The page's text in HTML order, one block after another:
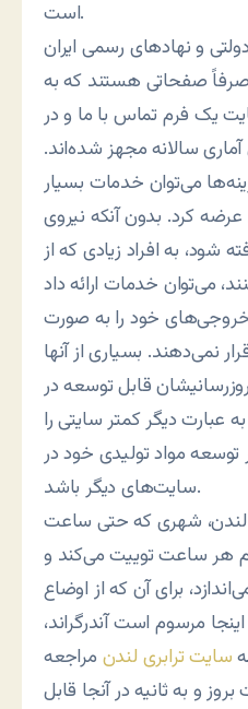
است.
و نهادهای رسمی ایران
صرفاً صفحاتی هستند که به
یک فرم تماس با ما و در
سالانه مجهز شده‌اند.
می‌توان خدمات بسیار
عرضه کرد. بدون آنکه نیروی
شود، به افراد زیادی که از
خود را به صورت
نمی‌دهند. بسیاری از آنها
قابل توسعه در
دیگر کمتر سایتی را
مواد تولیدی خود در
سایت‌های دیگر باشد.
لندن، شهری که حتی ساعت
هر ساعت توییت می‌کند و
برای آن که از اوضاع
مرسوم است آندرگراند،
سایت ترابری لندن مراجعه
و به ثانیه در آنجا قابل